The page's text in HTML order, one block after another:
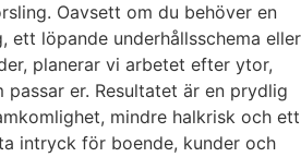
Oavsett om du behöver en
ett löpande underhållsschema eller
planerar vi arbetet efter ytor,
er. Resultatet är en prydlig
mindre halkrisk och ett
intryck för boende, kunder och